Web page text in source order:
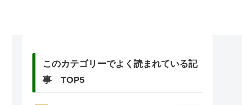
このカテゴリーでよく読まれている記
事 TOP5